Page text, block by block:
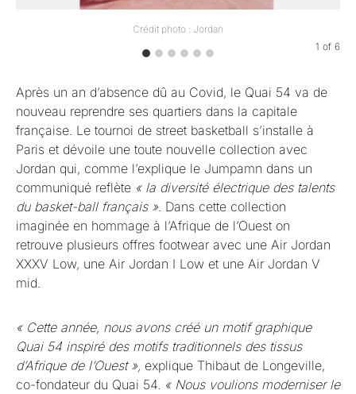
Crédit photo : Jordan
1 of 6
Après un an d’absence dû au Covid, le Quai 54 va de
nouveau reprendre ses quartiers dans la capitale
française. Le tournoi de street basketball s’installe à
Paris et dévoile une toute nouvelle collection avec
Jordan qui, comme l’explique le Jumpamn dans un
communiqué reflète « la diversité électrique des talents
du basket-ball français » . Dans cette collection
imaginée en hommage à l’Afrique de l’Ouest on
retrouve plusieurs offres footwear avec une Air Jordan
XXXV Low, une Air Jordan I Low et une Air Jordan V
mid.
« Cette année, nous avons créé un motif graphique
Quai 54 inspiré des motifs traditionnels des tissus
d’Afrique de l’Ouest », explique Thibaut de Longeville,
co-fondateur du Quai 54. « Nous voulions moderniser le